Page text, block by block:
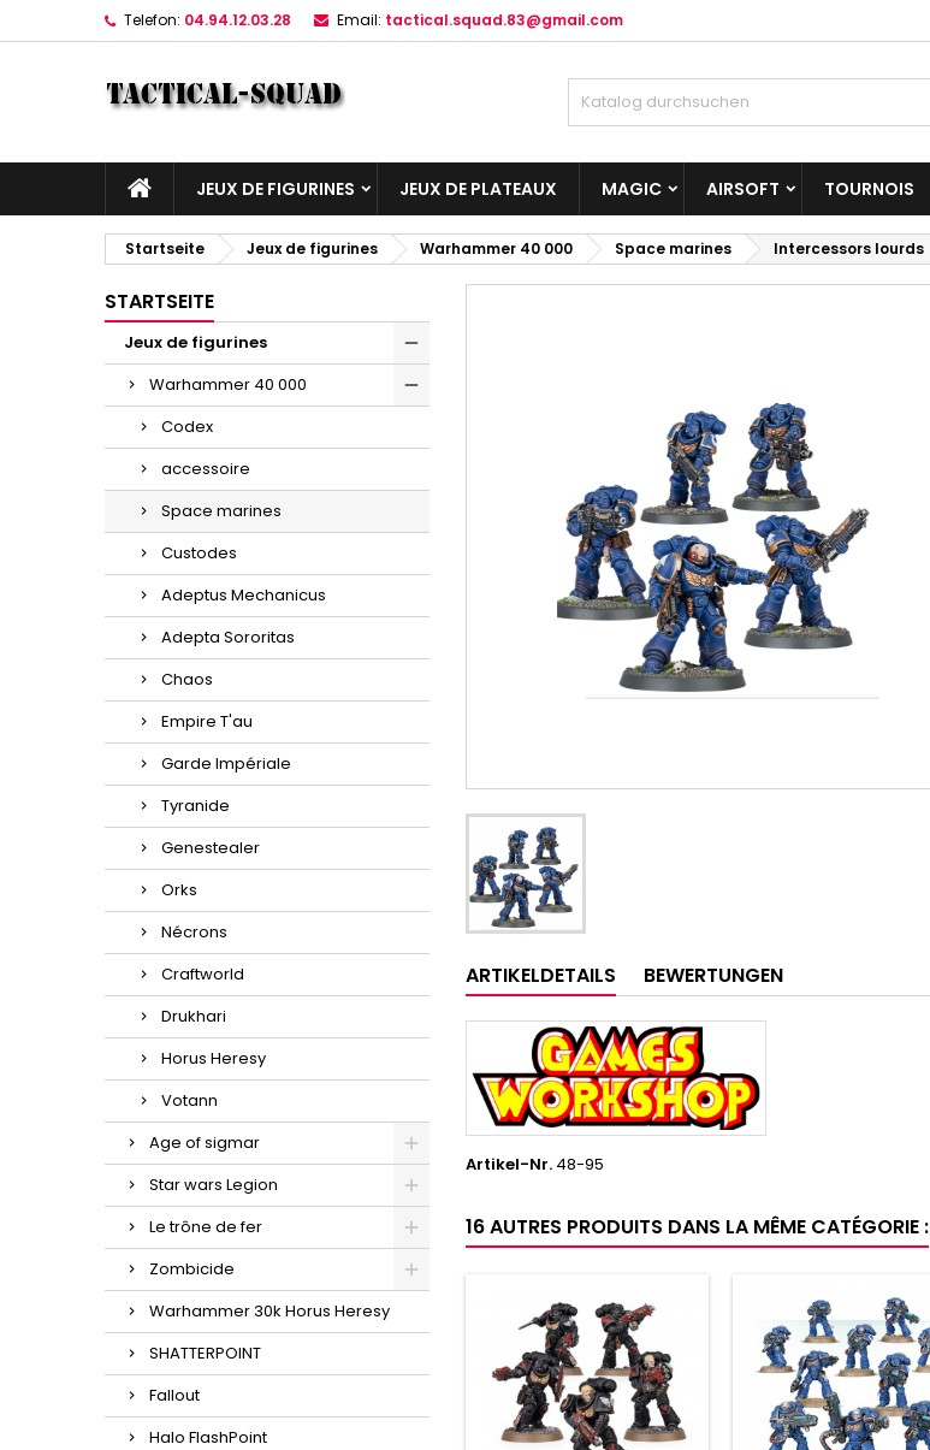
Telefon: 04.94.12.03.28 Email: tactical.squad.83@gmail.com
JEUX DE FIGURINES JEUX DE PLATEAUX MAGIC AIRSOFT TOURNOIS
Startseite Jeux de figurines Warhammer 40 000 Space marines Intercessors lourds
STARTSEITE
Jeux de figurines
Warhammer 40 000
Codex
accessoire
Space marines
Custodes
Adeptus Mechanicus
Adepta Sororitas
Chaos
Empire T'au
Garde Impériale
Tyranide
Genestealer
Orks
Nécrons
Craftworld
Drukhari
Horus Heresy
Votann
Age of sigmar
Star wars Legion
Le trône de fer
Zombicide
Warhammer 30k Horus Heresy
SHATTERPOINT
Fallout
Halo FlashPoint
ARTIKELDETAILS BEWERTUNGEN
Artikel-Nr. 48-95
16 AUTRES PRODUITS DANS LA MÊME CATÉGORIE :